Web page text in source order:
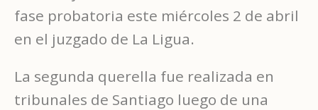
fase probatoria este miércoles 2 de abril
en el juzgado de La Ligua.
La segunda querella fue realizada en
tribunales de Santiago luego de una